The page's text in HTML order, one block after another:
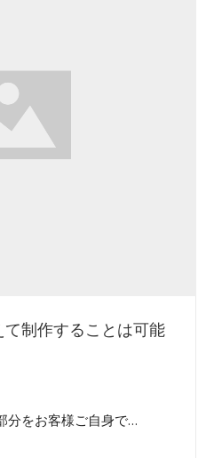
制作することは可能
分をお客様ご自身で…